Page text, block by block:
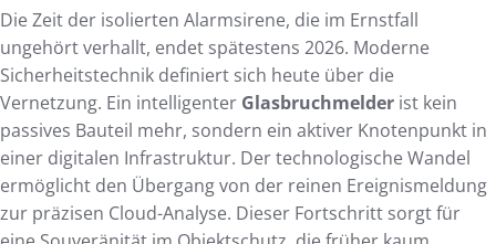
Die Zeit der isolierten Alarmsirene, die im Ernstfall
ungehört verhallt, endet spätestens 2026. Moderne
Sicherheitstechnik definiert sich heute über die
Vernetzung. Ein intelligenter Glasbruchmelder ist kein
passives Bauteil mehr, sondern ein aktiver Knotenpunkt in
einer digitalen Infrastruktur. Der technologische Wandel
ermöglicht den Übergang von der reinen Ereignismeldung
zur präzisen Cloud-Analyse. Dieser Fortschritt sorgt für